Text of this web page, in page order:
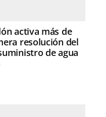
activa más de
resolución del
de agua